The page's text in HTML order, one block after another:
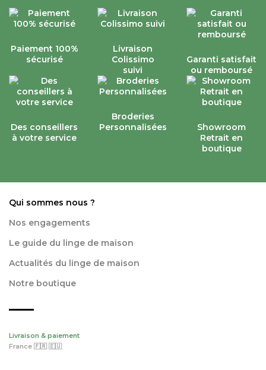
Paiement 100%
sécurisé
Livraison
Colissimo
suivi
Garanti satisfait
ou remboursé
Des conseillers
à votre service
Broderies
Personnalisées
Showroom
Retrait en
boutique
Qui sommes nous ?
Nos engagements
Le guide du linge de maison
Actualités du linge de maison
Notre boutique
Livraison & paiement
France 🇫🇷 🇪🇺